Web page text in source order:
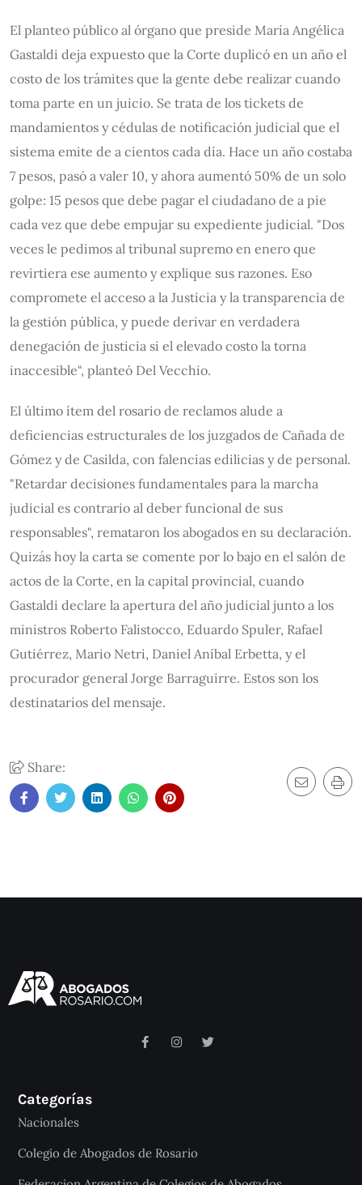
El planteo público al órgano que preside María Angélica
Gastaldi deja expuesto que la Corte duplicó en un año el
costo de los trámites que la gente debe realizar cuando
toma parte en un juicio. Se trata de los tickets de
mandamientos y cédulas de notificación judicial que el
sistema emite de a cientos cada día. Hace un año costaba
7 pesos, pasó a valer 10, y ahora aumentó 50% de un solo
golpe: 15 pesos que debe pagar el ciudadano de a pie
cada vez que debe empujar su expediente judicial. "Dos
veces le pedimos al tribunal supremo en enero que
revirtiera ese aumento y explique sus razones. Eso
compromete el acceso a la Justicia y la transparencia de
la gestión pública, y puede derivar en verdadera
denegación de justicia si el elevado costo la torna
inaccesible", planteó Del Vecchio.
El último ítem del rosario de reclamos alude a
deficiencias estructurales de los juzgados de Cañada de
Gómez y de Casilda, con falencias edilicias y de personal.
"Retardar decisiones fundamentales para la marcha
judicial es contrario al deber funcional de sus
responsables", remataron los abogados en su declaración.
Quizás hoy la carta se comente por lo bajo en el salón de
actos de la Corte, en la capital provincial, cuando
Gastaldi declare la apertura del año judicial junto a los
ministros Roberto Falistocco, Eduardo Spuler, Rafael
Gutiérrez, Mario Netri, Daniel Aníbal Erbetta, y el
procurador general Jorge Barraguirre. Estos son los
destinatarios del mensaje.
Share:
Categorías
Nacionales
Colegio de Abogados de Rosario